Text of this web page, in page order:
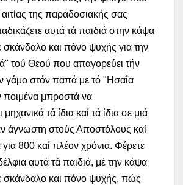
της παραδοσιακής σας
αυτά τά παιδιά στην κάψα
σκάνδαλο και πόνο ψυχής για την
τού Θεού που απαγορεύει τήν
γάμο στόν παπά με τό "Ησαΐα
ποιμένα μπροστά να
τά ίδια καί τά ίδια σε μιά
άγνωστη στούς Αποστόλους καί
800 καί πλέον χρόνια. Φέρετε
αυτά τά παιδιά, μέ την κάψα
σκάνδαλο και πόνο ψυχής, πώς